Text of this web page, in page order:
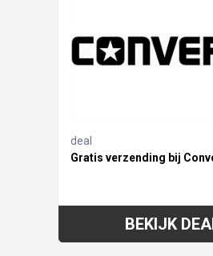
deal
Gratis verzending bij
BEKIJK